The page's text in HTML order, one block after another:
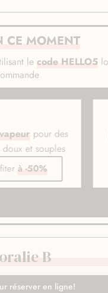
CE MOMENT
le code HELLO5
pour des
doux et souples
à -50%
B
réserver en ligne!